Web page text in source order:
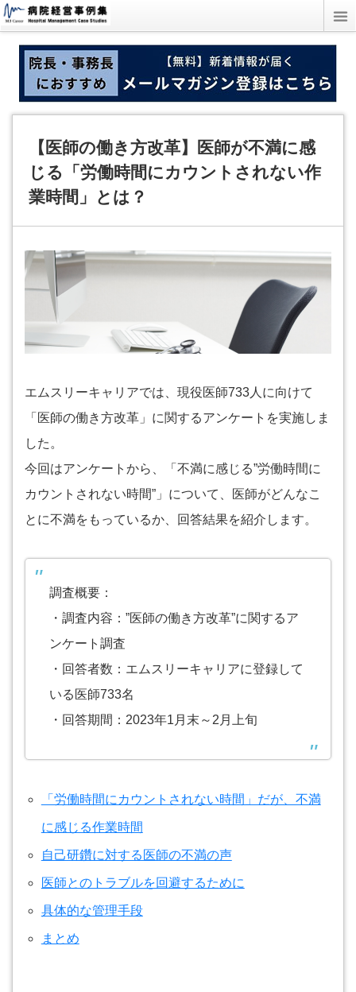
【医師の働き方改革】医師が不満に感
じる「労働時間にカウントされない作
業時間」とは？
エムスリーキャリアでは、現役医師733人に向けて
「医師の働き方改革」に関するアンケートを実施しま
した。
今回はアンケートから、「不満に感じる”労働時間に
カウントされない時間”」について、医師がどんなこ
とに不満をもっているか、回答結果を紹介します。
調査概要：
・調査内容：”医師の働き方改革”に関するア
ンケート調査
・回答者数：エムスリーキャリアに登録して
いる医師733名
・回答期間：2023年1月末～2月上旬
「労働時間にカウントされない時間」だが、不満
に感じる作業時間
自己研鑽に対する医師の不満の声
医師とのトラブルを回避するために
具体的な管理手段
まとめ